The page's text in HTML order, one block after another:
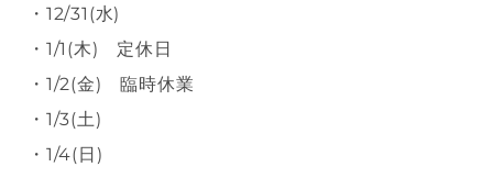
・12/31(水)
・1/1(木) 定休日
・1/2(金) 臨時休業
・1/3(土)
・1/4(日)